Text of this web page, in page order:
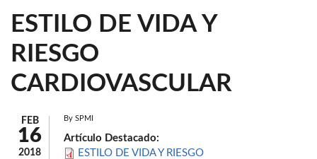
ESTILO DE VIDA Y
RIESGO
CARDIOVASCULAR
FEB
16
2018
By SPMI
Artículo Destacado:
ESTILO DE VIDA Y RIESGO